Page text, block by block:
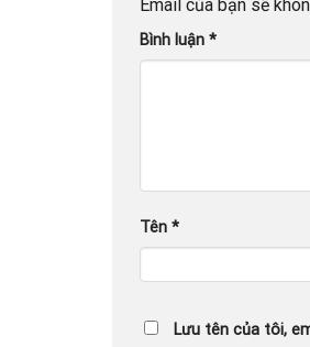
Email của bạn sẽ
Bình luận *
Tên *
Lưu tên của tôi,